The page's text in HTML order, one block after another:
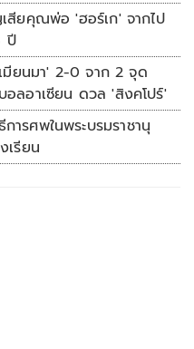
สียคุณพ่อ 'ฮอร์เก' จากไป
ปี
มียนมา' 2-0 จาก 2 จุด
อลอาเซียน ดวล 'สิงคโปร์'
ารศพในพระบรมราชานุ
เรียน